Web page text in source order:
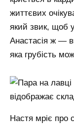
життєвих
який звик, щоб
Анастасія ж —
яка грубість
Настя мріє про